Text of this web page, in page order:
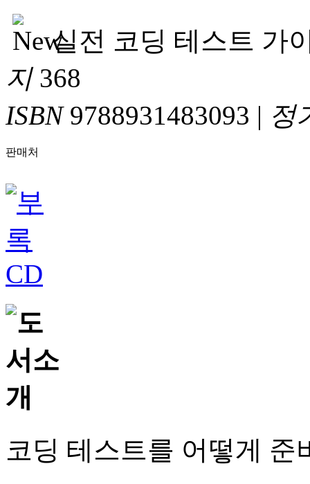
실전 코딩 테스트 가
지368
ISBN9788931483093 | 정
판매처
코딩 테스트를 어떻게 준